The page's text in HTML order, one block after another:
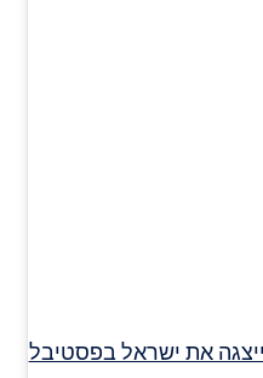
את ישראל בפסטיבל